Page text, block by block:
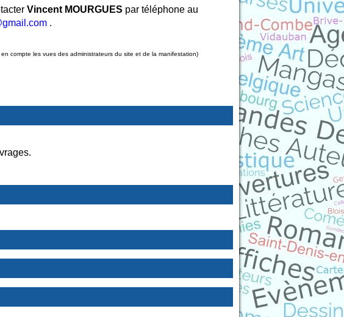
Vincent MOURGUES par téléphone au
.
compte les vues des administrateurs du site et de la manifestation)